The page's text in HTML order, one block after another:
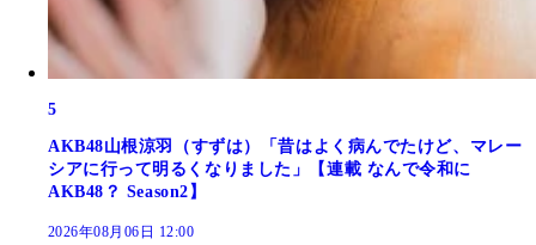
5
AKB48山根涼羽（すずは）「昔はよく病んでたけど、マレー
シアに行って明るくなりました」【連載 なんで令和に
AKB48？ Season2】
2026年08月06日 12:00